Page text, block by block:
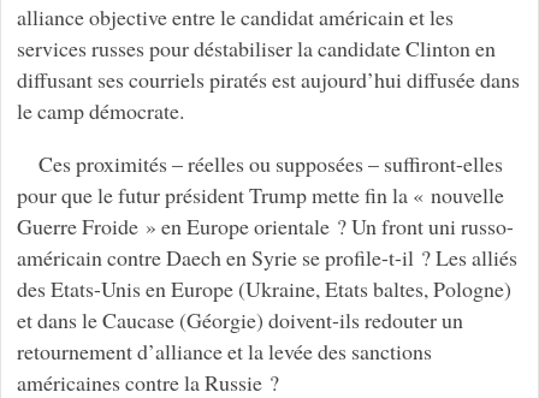
alliance objective entre le candidat américain et les
services russes pour déstabiliser la candidate Clinton en
diffusant ses courriels piratés est aujourd’hui diffusée dans
le camp démocrate.
Ces proximités – réelles ou supposées – suffiront-elles
pour que le futur président Trump mette fin la « nouvelle
Guerre Froide » en Europe orientale ? Un front uni russo-
américain contre Daech en Syrie se profile-t-il ? Les alliés
des Etats-Unis en Europe (Ukraine, Etats baltes, Pologne)
et dans le Caucase (Géorgie) doivent-ils redouter un
retournement d’alliance et la levée des sanctions
américaines contre la Russie ?